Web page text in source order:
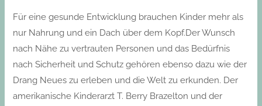
Für eine gesunde Entwicklung brauchen Kinder mehr als
nur Nahrung und ein Dach über dem Kopf.Der Wunsch
nach Nähe zu vertrauten Personen und das Bedürfnis
nach Sicherheit und Schutz gehören ebenso dazu wie der
Drang Neues zu erleben und die Welt zu erkunden. Der
amerikanische Kinderarzt T. Berry Brazelton und der
Grundbedürfnisse